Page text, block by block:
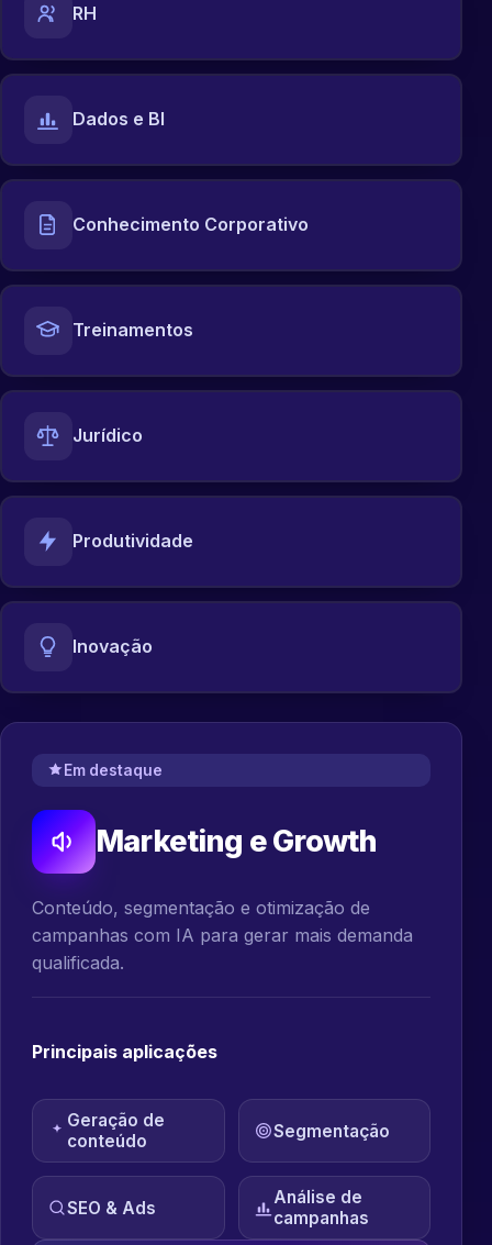
RH
Dados e BI
Conhecimento Corporativo
Treinamentos
Jurídico
Produtividade
Inovação
Em destaque
Marketing e Growth
Conteúdo, segmentação e otimização de
campanhas com IA para gerar mais demanda
qualificada.
Principais aplicações
Geração de
conteúdo
Segmentação
SEO & Ads
Análise de
campanhas